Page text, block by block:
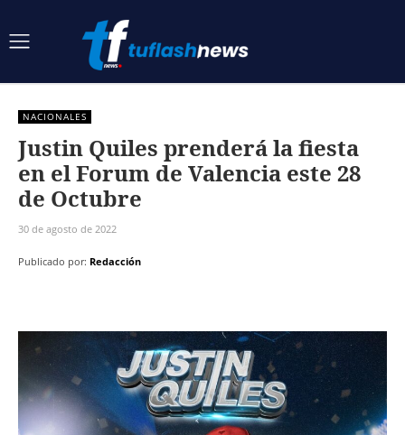
NACIONALES
Justin Quiles prenderá la fiesta
en el Forum de Valencia este 28
de Octubre
30 de agosto de 2022
Publicado por: Redacción